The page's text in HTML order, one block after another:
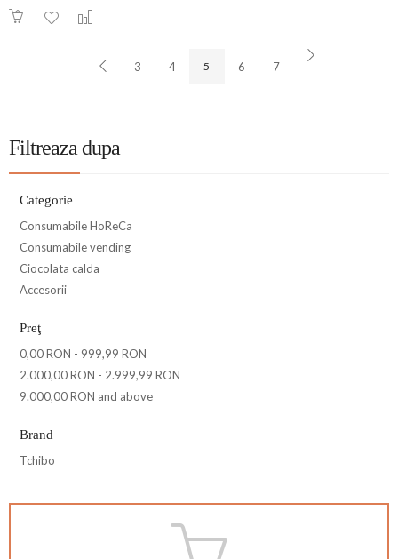
3 4 5 6 7
Filtreaza dupa
Categorie
Consumabile HoReCa
Consumabile vending
Ciocolata calda
Accesorii
Preţ
0,00 RON - 999,99 RON
2.000,00 RON - 2.999,99 RON
9.000,00 RON and above
Brand
Tchibo